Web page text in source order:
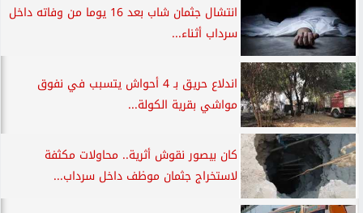
انتشال جثمان شاب بعد 16 يوما من وفاته داخل
سرداب أثناء...
اندلاع حريق بـ 4 أحواش يتسبب في نفوق
مواشي بقرية الكولة...
كان بيصور نقوش أثرية.. محاولات مكثفة
لاستخراج جثمان موظف داخل سرداب...